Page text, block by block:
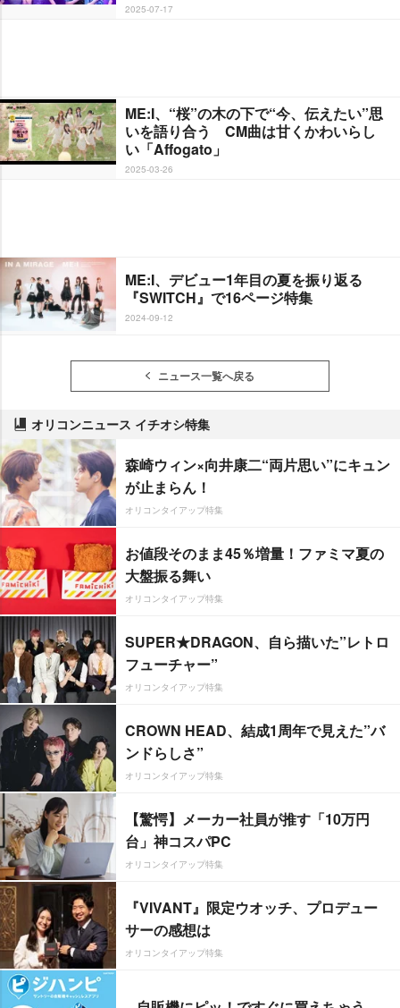
2025-07-17
ME:I、“桜”の木の下で“今、伝えたい”思
いを語り合う CM曲は甘くかわいらし
い「Affogato」
2025-03-26
ME:I、デビュー1年目の夏を振り返る
『SWITCH』で16ページ特集
2024-09-12
ニュース一覧へ戻る
オリコンニュース イチオシ特集
森崎ウィン×向井康二“両片思い”にキュン
が止まらん！
オリコンタイアップ特集
お値段そのまま45％増量！ファミマ夏の
大盤振る舞い
オリコンタイアップ特集
SUPER★DRAGON、自ら描いた”レトロ
フューチャー”
オリコンタイアップ特集
CROWN HEAD、結成1周年で見えた”バ
ンドらしさ”
オリコンタイアップ特集
【驚愕】メーカー社員が推す「10万円
台」神コスパPC
オリコンタイアップ特集
『VIVANT』限定ウオッチ、プロデュー
サーの感想は
オリコンタイアップ特集